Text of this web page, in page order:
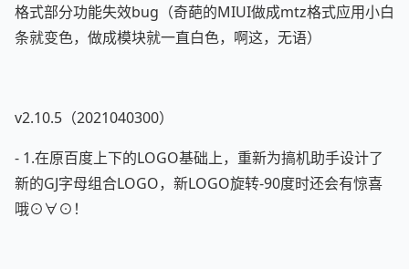
格式部分功能失效bug（奇葩的MIUI做成mtz格式应用小白
条就变色，做成模块就一直白色，啊这，无语）
v2.10.5（2021040300）
- 1.在原百度上下的LOGO基础上，重新为搞机助手设计了
新的GJ字母组合LOGO，新LOGO旋转-90度时还会有惊喜
哦 ⊙∀⊙！